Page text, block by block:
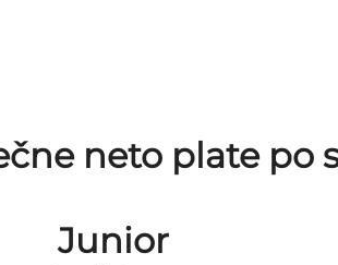
neto plate po
Junior